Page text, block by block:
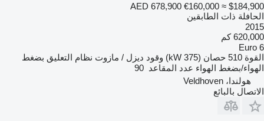
AED 678,900 €160,000 ≈ $184,900
الحافلة ذات الطابقين
2015
620,000 كم
Euro 6
القوة 510 حصان (375 kW) وقود ديزل / مازوت نظام التعليق بضغط
الهواء/بضغط الهواء عدد المقاعد 90
هولندا، Veldhoven
الاتصال بالبائع